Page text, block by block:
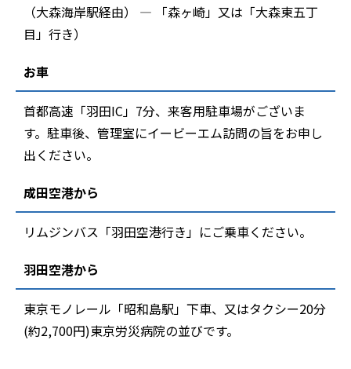
（大森海岸駅経由） ― 「森ヶ崎」又は「大森東五丁
目」行き）
お車
首都高速「羽田IC」7分、来客用駐車場がございま
す。駐車後、管理室にイービーエム訪問の旨をお申し
出ください。
成田空港から
リムジンバス「羽田空港行き」にご乗車ください。
羽田空港から
東京モノレール「昭和島駅」下車、又はタクシー20分
(約2,700円)東京労災病院の並びです。